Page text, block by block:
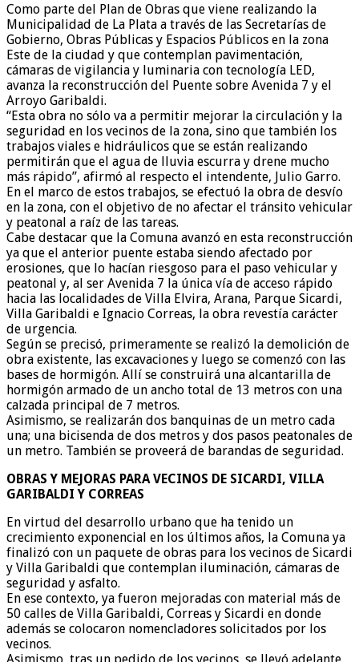
Como parte del Plan de Obras que viene realizando la
Municipalidad de La Plata a través de las Secretarías de
Gobierno, Obras Públicas y Espacios Públicos en la zona
Este de la ciudad y que contemplan pavimentación,
cámaras de vigilancia y luminaria con tecnología LED,
avanza la reconstrucción del Puente sobre Avenida 7 y el
Arroyo Garibaldi.
“Esta obra no sólo va a permitir mejorar la circulación y la
seguridad en los vecinos de la zona, sino que también los
trabajos viales e hidráulicos que se están realizando
permitirán que el agua de lluvia escurra y drene mucho
más rápido”, afirmó al respecto el intendente, Julio Garro.
En el marco de estos trabajos, se efectuó la obra de desvío
en la zona, con el objetivo de no afectar el tránsito vehicular
y peatonal a raíz de las tareas.
Cabe destacar que la Comuna avanzó en esta reconstrucción
ya que el anterior puente estaba siendo afectado por
erosiones, que lo hacían riesgoso para el paso vehicular y
peatonal y, al ser Avenida 7 la única vía de acceso rápido
hacia las localidades de Villa Elvira, Arana, Parque Sicardi,
Villa Garibaldi e Ignacio Correas, la obra revestía carácter
de urgencia.
Según se precisó, primeramente se realizó la demolición de
obra existente, las excavaciones y luego se comenzó con las
bases de hormigón. Allí se construirá una alcantarilla de
hormigón armado de un ancho total de 13 metros con una
calzada principal de 7 metros.
Asimismo, se realizarán dos banquinas de un metro cada
una; una bicisenda de dos metros y dos pasos peatonales de
un metro. También se proveerá de barandas de seguridad.
OBRAS Y MEJORAS PARA VECINOS DE SICARDI, VILLA
GARIBALDI Y CORREAS
En virtud del desarrollo urbano que ha tenido un
crecimiento exponencial en los últimos años, la Comuna ya
finalizó con un paquete de obras para los vecinos de Sicardi
y Villa Garibaldi que contemplan iluminación, cámaras de
seguridad y asfalto.
En ese contexto, ya fueron mejoradas con material más de
50 calles de Villa Garibaldi, Correas y Sicardi en donde
además se colocaron nomencladores solicitados por los
vecinos.